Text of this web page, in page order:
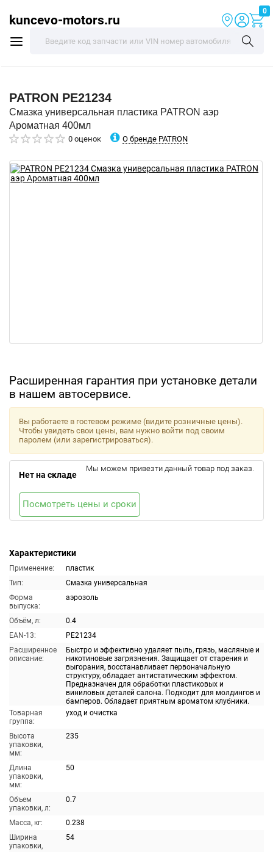
kuncevo-motors.ru
0
PATRON PE21234
Смазка универсальная пластика PATRON аэр
Ароматная 400мл
0 оценок О бренде PATRON
Расширенная гарантия при установке детали
в нашем автосервисе.
Характеристики
Применение:
пластик
Тип:
Смазка универсальная
Форма
выпуска:
аэрозоль
Объём, л:
0.4
EAN-13:
PE21234
Расширенное
описание:
Быстро и эффективно удаляет пыль, грязь, масляные и
никотиновые загрязнения. Защищает от старения и
выгорания, восстанавливает первоначальную
структуру, обладает антистатическим эффектом.
Предназначен для обработки пластиковых и
виниловых деталей салона. Подходит для молдингов и
бамперов. Обладает приятным ароматом клубники.
Товарная
группа:
уход и очистка
Высота
упаковки,
мм:
235
Длина
упаковки,
мм:
50
Объем
упаковки, л:
0.7
Масса, кг:
0.238
Ширина
упаковки,
54
Вы работаете в гостевом режиме (видите розничные цены).
Чтобы увидеть свои цены, вам нужно войти под своим
паролем (или зарегистрироваться).
Нет на складе
Мы можем привезти данный товар под заказ.
Посмотреть цены и сроки